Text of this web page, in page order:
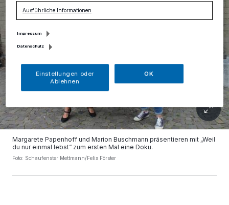
Margarete Papenhoff und Marion Buschmann präsentieren mit „Weil
du nur einmal lebst“ zum ersten Mal eine Doku.
Foto: Schaufenster Mettmann/Felix Förster
Ausführliche Informationen
Impressum
Datenschutz
Einstellungen oder
Ablehnen
OK